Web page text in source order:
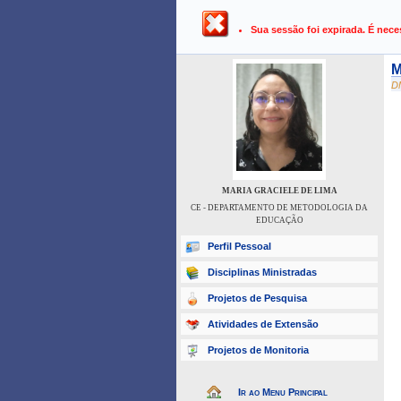
UFPB ›
Sua sessão foi expirada. É
MARIA GRACIELE DE LIMA
CE - DEPARTAMENTO DE METODOLOGIA DA
EDUCAÇÃO
Perfil Pessoal
Disciplinas Ministradas
Projetos de Pesquisa
Atividades de Extensão
Projetos de Monitoria
Ir ao Menu Principal